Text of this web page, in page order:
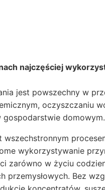
najczęściej
jest powszechny w
oczyszczaniu
domowym.
wszechstronnym
wykorzystywanie
zarówno w życiu
przemysłowych. Bez